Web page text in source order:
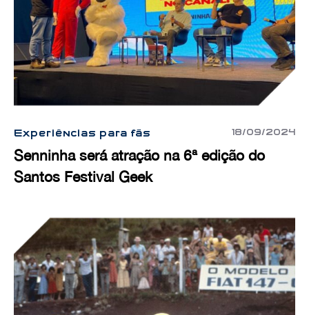
Experiências para fãs 18/09/2024
Senninha será atração na 6ª edição do
Santos Festival Geek